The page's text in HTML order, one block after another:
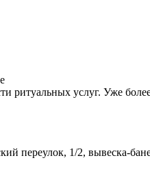
ритуальных услуг. Уже
переулок, 1/2, вывеска-